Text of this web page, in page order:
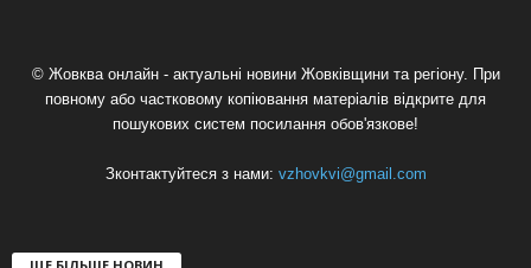
© Жовква онлайн - актуальні новини Жовківщини та регіону. При
повному або частковому копіювання матеріалів відкрите для
пошукових систем посилання обов'язкове!
Зконтактуйтеся з нами: vzhovkvi@gmail.com